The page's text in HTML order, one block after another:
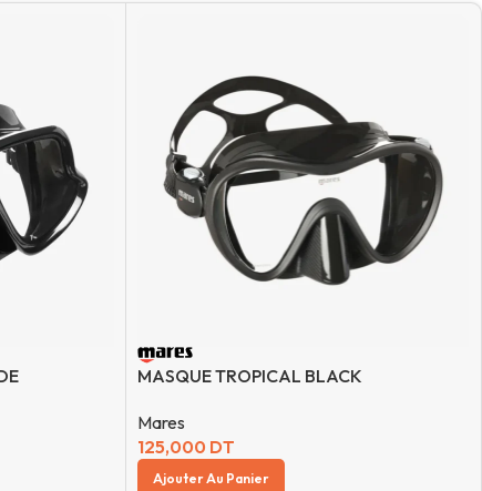
MASQUE TROPICAL BLACK
Mares
125,000 DT
Ajouter Au Panier